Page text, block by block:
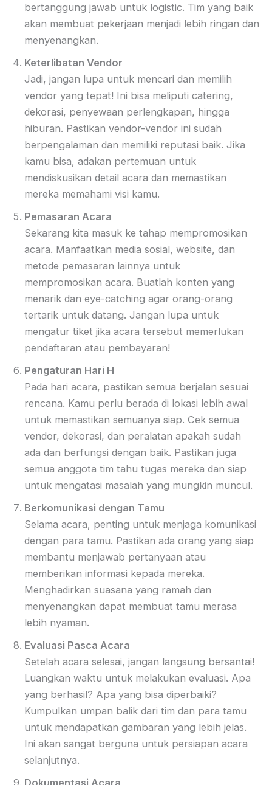
bertanggung jawab untuk logistic. Tim yang baik
akan membuat pekerjaan menjadi lebih ringan dan
menyenangkan.
Keterlibatan Vendor
Jadi, jangan lupa untuk mencari dan memilih
vendor yang tepat! Ini bisa meliputi catering,
dekorasi, penyewaan perlengkapan, hingga
hiburan. Pastikan vendor-vendor ini sudah
berpengalaman dan memiliki reputasi baik. Jika
kamu bisa, adakan pertemuan untuk
mendiskusikan detail acara dan memastikan
mereka memahami visi kamu.
Pemasaran Acara
Sekarang kita masuk ke tahap mempromosikan
acara. Manfaatkan media sosial, website, dan
metode pemasaran lainnya untuk
mempromosikan acara. Buatlah konten yang
menarik dan eye-catching agar orang-orang
tertarik untuk datang. Jangan lupa untuk
mengatur tiket jika acara tersebut memerlukan
pendaftaran atau pembayaran!
Pengaturan Hari H
Pada hari acara, pastikan semua berjalan sesuai
rencana. Kamu perlu berada di lokasi lebih awal
untuk memastikan semuanya siap. Cek semua
vendor, dekorasi, dan peralatan apakah sudah
ada dan berfungsi dengan baik. Pastikan juga
semua anggota tim tahu tugas mereka dan siap
untuk mengatasi masalah yang mungkin muncul.
Berkomunikasi dengan Tamu
Selama acara, penting untuk menjaga komunikasi
dengan para tamu. Pastikan ada orang yang siap
membantu menjawab pertanyaan atau
memberikan informasi kepada mereka.
Menghadirkan suasana yang ramah dan
menyenangkan dapat membuat tamu merasa
lebih nyaman.
Evaluasi Pasca Acara
Setelah acara selesai, jangan langsung bersantai!
Luangkan waktu untuk melakukan evaluasi. Apa
yang berhasil? Apa yang bisa diperbaiki?
Kumpulkan umpan balik dari tim dan para tamu
untuk mendapatkan gambaran yang lebih jelas.
Ini akan sangat berguna untuk persiapan acara
selanjutnya.
Dokumentasi Acara